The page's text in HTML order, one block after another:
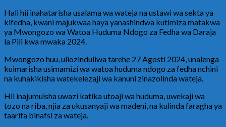
Hali hii inahatarisha usalama wa wateja na ustawi wa sekta ya
kifedha, kwani majukwaa haya yanashindwa kutimiza matakwa
ya Mwongozo wa Watoa Huduma Ndogo za Fedha wa Daraja
la Pili kwa mwaka 2024.
Mwongozo huu, uliozinduliwa tarehe 27 Agosti 2024, unalenga
kuimarisha usimamizi wa watoa huduma ndogo za fedha nchini
na kuhakikisha watekelezaji wa kanuni zinazolinda wateja.
Hii inajumuisha uwazi katika utoaji wa huduma, uwekaji wa
tozo na riba, njia za ukusanyaji wa madeni, na kulinda faragha ya
taarifa binafsi za wateja.